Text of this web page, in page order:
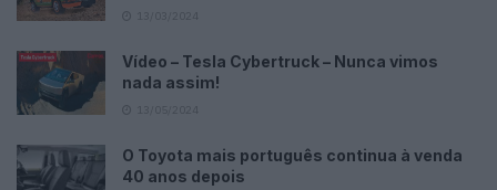
Vídeo – Tesla Cybertruck – Nunca vimos
nada assim!
O Toyota mais português continua à venda
40 anos depois